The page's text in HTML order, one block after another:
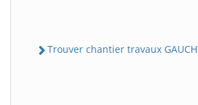
Trouver chantier travaux